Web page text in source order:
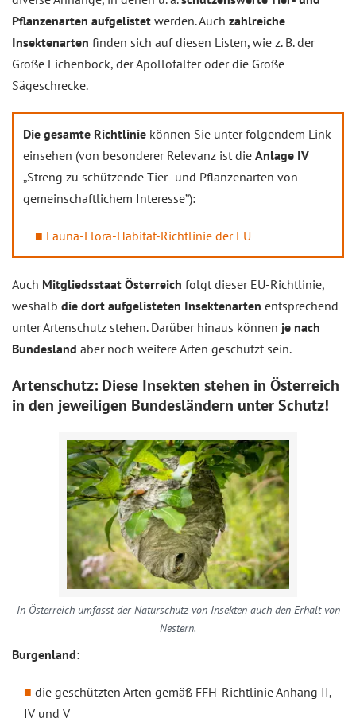
Pflanzenarten aufgelistet werden. Auch zahlreiche
Insektenarten finden sich auf diesen Listen, wie z. B. der
Große Eichenbock, der Apollofalter oder die Große
Sägeschrecke.
Die gesamte Richtlinie können Sie unter folgendem Link
einsehen (von besonderer Relevanz ist die Anlage IV
„Streng zu schützende Tier- und Pflanzenarten von
gemeinschaftlichem Interesse”):
Fauna-Flora-Habitat-Richtlinie der EU
Auch Mitgliedsstaat Österreich folgt dieser EU-Richtlinie,
weshalb die dort aufgelisteten Insektenarten entsprechend
unter Artenschutz stehen. Darüber hinaus können je nach
Bundesland aber noch weitere Arten geschützt sein.
Artenschutz: Diese Insekten stehen in Österreich
in den jeweiligen Bundesländern unter Schutz!
In Österreich umfasst der Naturschutz von Insekten auch den Erhalt von
Nestern.
Burgenland:
die geschützten Arten gemäß FFH-Richtlinie Anhang II,
IV und V